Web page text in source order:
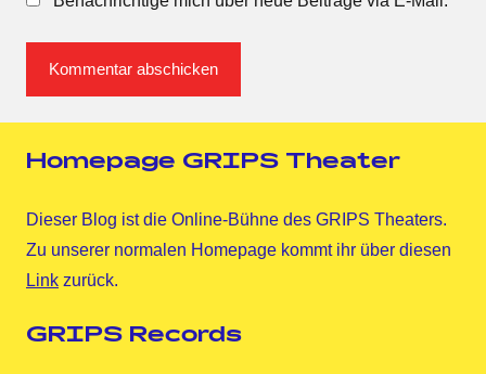
Homepage GRIPS Theater
Dieser Blog ist die Online-Bühne des GRIPS Theaters.
Zu unserer normalen Homepage kommt ihr über diesen
Link zurück.
GRIPS Records